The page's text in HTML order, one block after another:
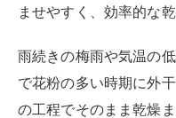
水道代が安くなる